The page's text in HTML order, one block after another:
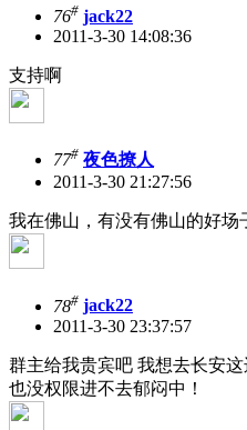
76# jack22
2011-3-30 14:08:36
支持啊
77# 夜色撩人
2011-3-30 21:27:56
我在佛山，有没有佛山的好场
78# jack22
2011-3-30 23:37:57
群主给我贵宾吧 我想去长安
也没权限进不去郁闷中！